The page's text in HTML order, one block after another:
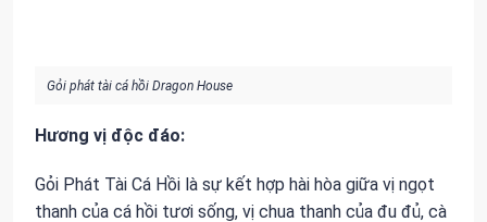
Gỏi phát tài cá hồi Dragon House
Hương vị độc đáo:
Gỏi Phát Tài Cá Hồi là sự kết hợp hài hòa giữa vị ngọt
thanh của cá hồi tươi sống, vị chua thanh của đu đủ, cà